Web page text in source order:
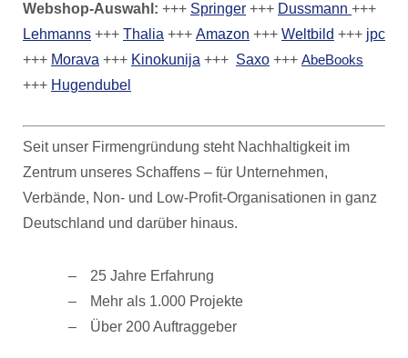
Webshop-Auswahl: +++ Springer +++ Dussmann +++
Lehmanns +++ Thalia +++ Amazon +++ Weltbild +++ jpc
+++ Morava +++ Kinokunija +++ Saxo +++ AbeBooks
+++ Hugendubel
Seit unser Firmengründung steht Nachhaltigkeit im
Zentrum unseres Schaffens – für Unternehmen,
Verbände, Non- und Low-Profit-Organisationen in ganz
Deutschland und darüber hinaus.
25 Jahre Erfahrung
Mehr als 1.000 Projekte
Über 200 Auftraggeber